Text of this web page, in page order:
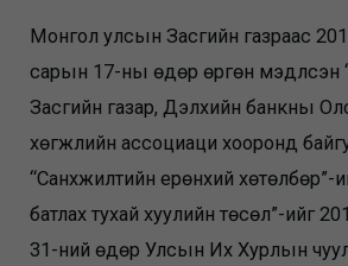
Монгол улсын Засгийн газраас
сарын 17-ны өдөр өргөн
Засгийн газар, Дэлхийн банкны
хөгжлийн ассоциаци хооронд
“Санхүүжилтийн ерөнхий хөтөлбөр”-
батлах тухай хуулийн төсөл”-ийг
31-ний өдөр Улсын Их Хурлын